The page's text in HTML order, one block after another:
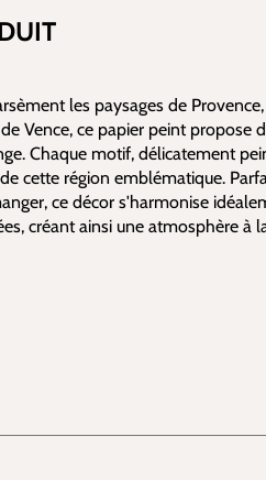
les paysages de
Vence, ce papier peint propose
Chaque motif, délicatement
cette région emblématique.
ce décor s'harmonise
créant ainsi une atmosphère à